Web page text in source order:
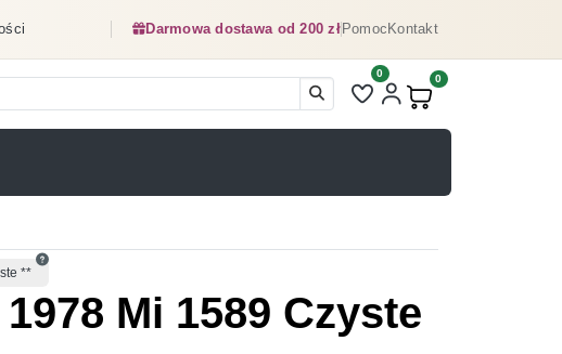
Darmowa dostawa od 200 złPomocKontakt
Liczba pozycji na liście
0
Produkty w koszyku:
0
**
Mi 1589 Czyste